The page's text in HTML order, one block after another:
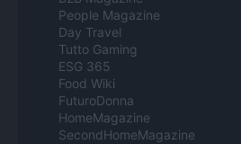
People Magazine
Day Travel
Tutto Gaming
ESG 365
Food Wiki
FuturoDonna
HomeMagazine
SecondHomeMagazine